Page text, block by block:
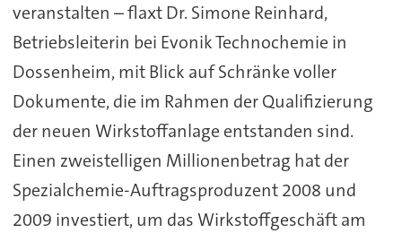
veranstalten – flaxt Dr. Simone Reinhard,
Betriebsleiterin bei Evonik Technochemie in
Dossenheim, mit Blick auf Schränke voller
Dokumente, die im Rahmen der Qualifizierung
der neuen Wirkstoffanlage entstanden sind.
Einen zweistelligen Millionenbetrag hat der
Spezialchemie-Auftragsproduzent 2008 und
2009 investiert, um das Wirkstoffgeschäft am